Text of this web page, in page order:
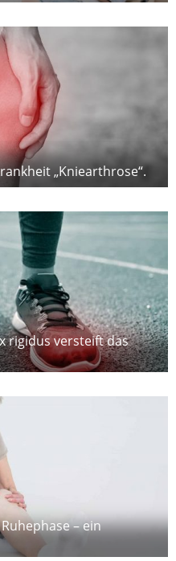
„Kniearthrose“.
rigidus versteift das
– ein